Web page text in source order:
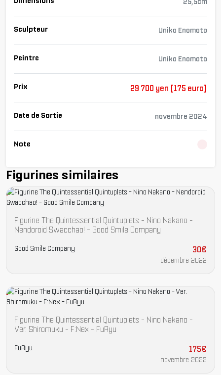
Sculpteur Uniko Enomoto
Peintre Uniko Enomoto
Prix 29 700 yen [175 euro]
Date de Sortie novembre 2024
Note
Figurines similaires
Figurine The Quintessential Quintuplets - Nino Nakano -
Nendoroid Swacchao! - Good Smile Company
Good Smile Company 30€
décembre 2022
Figurine The Quintessential Quintuplets - Nino Nakano -
Ver. Shiromuku - F:Nex - FuRyu
FuRyu 175€
novembre 2022